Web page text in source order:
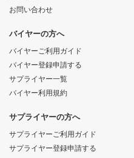
お問い合わせ
バイヤーの方へ
バイヤーご利用ガイド
バイヤー登録申請する
サプライヤー一覧
バイヤー利用規約
サプライヤーの方へ
サプライヤーご利用ガイド
サプライヤー登録申請する